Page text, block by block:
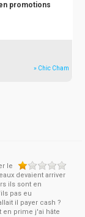
promotions
» Chic Cham
le
devaient arriver
ils sont en
pas eu
il payer cash ?
en prime j'ai hâte